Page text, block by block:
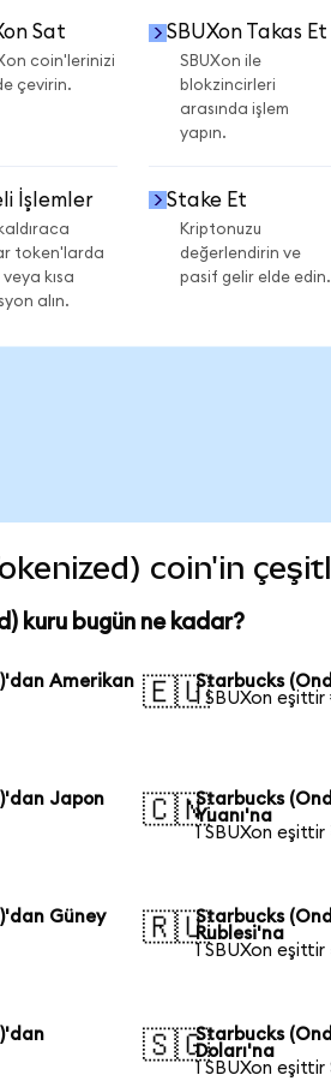
Sat
coin'lerinizi
çevirin.
SBUXon Takas Et
SBUXon ile
blokzincirleri
arasında işlem
yapın.
İşlemler
token'larda
veya kısa
alın.
Stake Et
Kriptonuzu
değerlendirin ve
pasif gelir elde edin.
coin'in
kuru bugün ne kadar?
Amerikan 🇪🇺Starbucks
1 SBUXon
Japon
🇨🇳Starbucks
Yuanı'na
1 SBUXon eşittir
Güney
🇷🇺Starbucks
Rublesi'na
1 SBUXon
🇸🇬Starbucks
Doları'na
1 SBUXon eşittir